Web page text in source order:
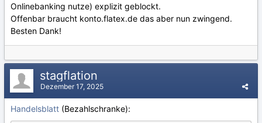
Onlinebanking nutze) explizit geblockt.
Offenbar braucht konto.flatex.de das aber nun zwingend.
Besten Dank!
stagflation
Dezember 17, 2025
Handelsblatt (Bezahlschranke):